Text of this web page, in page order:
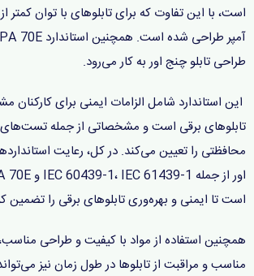
طراحی تابلو چنج اور به کار می‌رود.
این استاندارد شامل الزامات ایمنی برای کارکنان
تابلوهای برقی است و مشخصاتی از جمله
محافظتی را تعیین می‌کند. در کل، رعایت
است تا ایمنی و بهره‌وری تابلوهای برقی را تضمین
همچنین استفاده از مواد با کیفیت و طراحی
مناسب و مراقبت از تابلوها در طول زمان نیز